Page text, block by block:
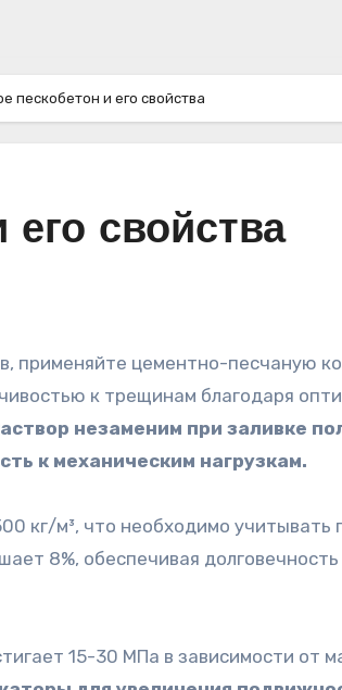
пескобетон и его свойства
его свойства
к трещинам благодаря
незаменим при заливке
к механическим нагрузкам.
кг/м³, что необходимо учитывать
8%, обеспечивая
15-30 МПа в зависимости от